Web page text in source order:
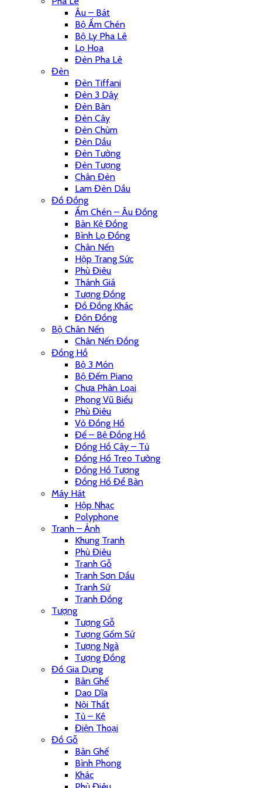
Âu – Bát
Bộ Ấm Chén
Bộ Ly Pha Lê
Lọ Hoa
Đèn Pha Lê
Đèn
Đèn Tiffani
Đèn 3 Dây
Đèn Bàn
Đèn Cây
Đèn Chùm
Đèn Dầu
Đèn Tường
Đèn Tượng
Chân Đèn
Lam Đèn Dầu
Đồ Đồng
Ấm Chén – Âu Đồng
Bàn Kệ Đồng
Bình Lọ Đồng
Chân Nến
Hộp Trang Sức
Phù Điêu
Thánh Giá
Tượng Đồng
Đồ Đồng Khác
Đôn Đồng
Bộ Chân Nến
Chân Nến Đồng
Đồng Hồ
Bộ 3 Món
Bộ Đếm Piano
Chưa Phân Loại
Phong Vũ Biểu
Phù Điêu
Vỏ Đồng Hồ
Đế – Bệ Đồng Hồ
Đồng Hồ Cây – Tủ
Đồng Hồ Treo Tường
Đồng Hồ Tượng
Đồng Hồ Để Bàn
Máy Hát
Hộp Nhạc
Polyphone
Tranh – Ảnh
Khung Tranh
Phù Điêu
Tranh Gỗ
Tranh Sơn Dầu
Tranh Sứ
Tranh Đồng
Tượng
Tượng Gỗ
Tượng Gốm Sứ
Tượng Ngà
Tượng Đồng
Đồ Gia Dụng
Bàn Ghế
Dao Dĩa
Nội Thất
Tủ – Kệ
Điện Thoại
Đồ Gỗ
Bàn Ghế
Bình Phong
Khác